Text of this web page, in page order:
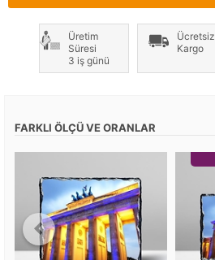
Üretim
Süresi
3 iş günü
Ücretsiz
Kargo
FARKLI ÖLÇÜ VE ORANLAR